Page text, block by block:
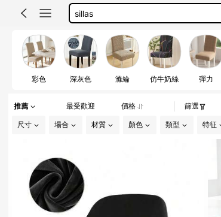
chair covers dining chair
彩色 深灰色 滌綸 仿牛奶絲 彈力
推薦 最受歡迎 價格 篩選
尺寸 場合 材質 顏色 類型 特征